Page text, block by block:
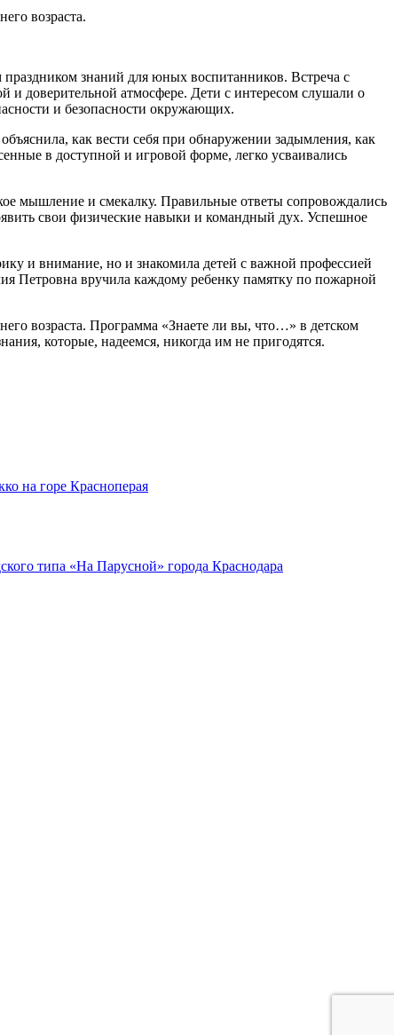
возраста.
знаний для юных воспитанников. Встреча с
доверительной атмосфере. Дети с интересом слушали о
и безопасности окружающих.
как вести себя при обнаружении задымления, как
в доступной и игровой форме, легко усваивались
мышление и смекалку. Правильные ответы сопровождались
свои физические навыки и командный дух. Успешное
и внимание, но и знакомила детей с важной профессией
Петровна вручила каждому ребенку памятку по пожарной
возраста. Программа «Знаете ли вы, что…» в детском
которые, надеемся, никогда им не пригодятся.
на горе Красноперая
типа «На Парусной» города Краснодара